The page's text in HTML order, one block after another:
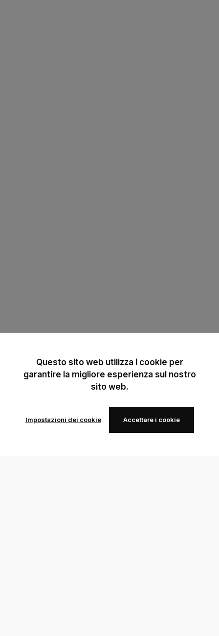
Questo sito web utilizza i cookie per
garantire la migliore esperienza sul nostro
sito web.
Impostazioni dei cookie Accettare i cookie